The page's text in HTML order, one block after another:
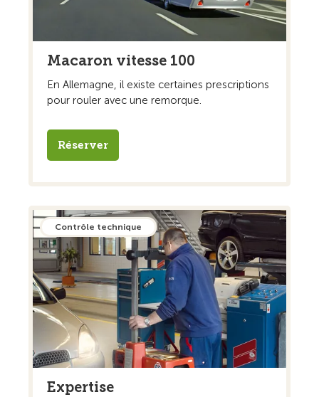
Macaron vitesse 100
En Allemagne, il existe certaines prescriptions
pour rouler avec une remorque.
Réserver
Contrôle technique
Expertise